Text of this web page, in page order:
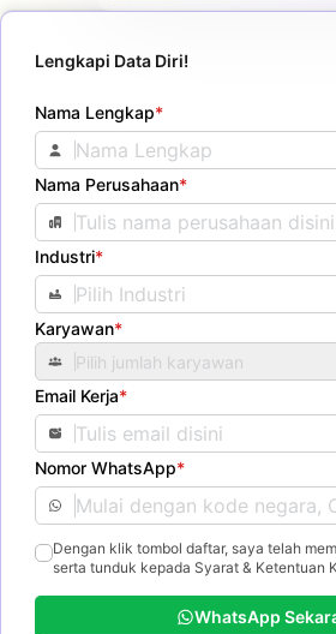
Lengkapi Data Diri!
Nama Lengkap*
Nama Perusahaan*
Industri*
Karyawan*
Pilih jumlah karyawan
Email Kerja*
Nomor WhatsApp*
Dengan klik tombol daftar, saya telah
serta tunduk kepada Syarat & Ketentuan
WhatsApp